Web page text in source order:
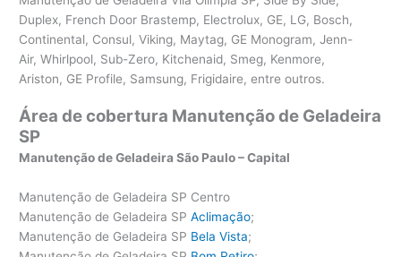
Duplex, French Door Brastemp, Electrolux, GE, LG, Bosch,
Continental, Consul, Viking, Maytag, GE Monogram, Jenn-
Air, Whirlpool, Sub-Zero, Kitchenaid, Smeg, Kenmore,
Ariston, GE Profile, Samsung, Frigidaire, entre outros.
Área de cobertura Manutenção de Geladeira
SP
Manutenção de Geladeira São Paulo – Capital
Manutenção de Geladeira SP Centro
Manutenção de Geladeira SPAclimação;
Manutenção de Geladeira SP Bela Vista;